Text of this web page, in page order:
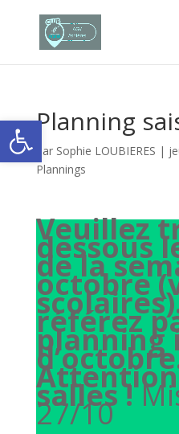
Ouvrir la barre d’outils
Planning
par Sophie LOUBIERES |
Plannings
Veuillez
dessous
de la
octobre
référez
planning
salles !
27/10